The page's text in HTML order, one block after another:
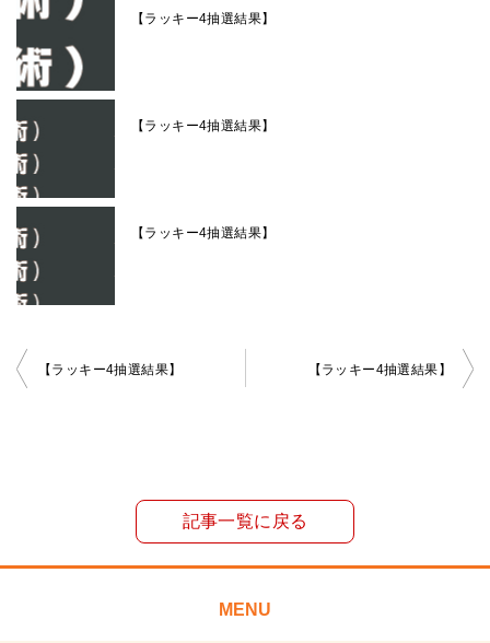
【ラッキー4抽選結果】
【ラッキー4抽選結果】
【ラッキー4抽選結果】
投
シ
【ラッキー4抽選結果】 【ラッキー4抽選結果】
記事一覧に戻る
MENU